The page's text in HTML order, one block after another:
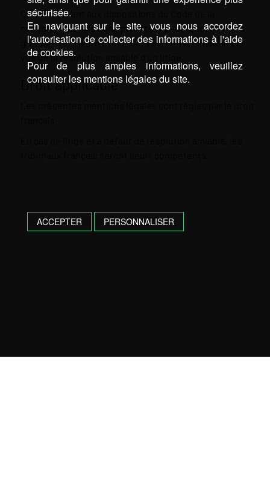
Conformément aux dispositions du Code de la
consommation, le consommateur peut recourir
gratuitement à un médiateur de la consommation en
vue de la résolution amiable d’un litige.
Droit applicable
sécurisée.
En naviguant sur le site, vous nous accordez
l'autorisation de collecter des informations à l'aide
de cookies.
Pour de plus amples informations, veuillez
consulter les mentions légales du site.
ACCEPTER PERSONNALISER